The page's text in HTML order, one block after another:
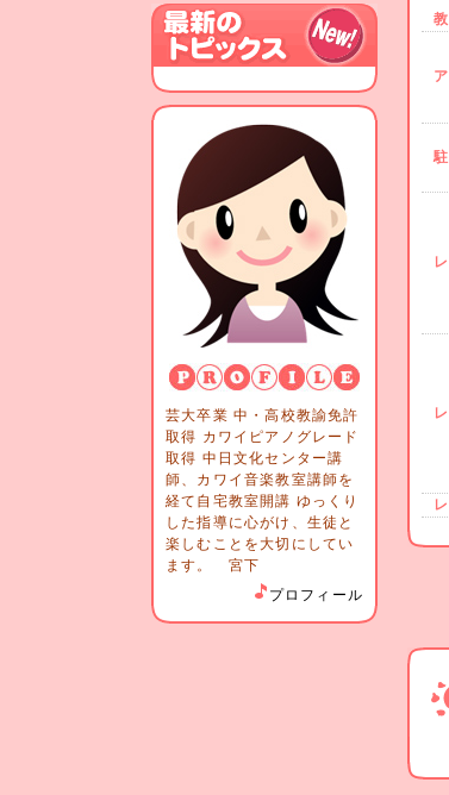
芸大卒業 中・高校教諭免許
取得 カワイピアノグレード
取得 中日文化センター講
師、カワイ音楽教室講師を
経て自宅教室開講 ゆっくり
した指導に心がけ、生徒と
楽しむことを大切にしてい
ます。 宮下
プロフィール